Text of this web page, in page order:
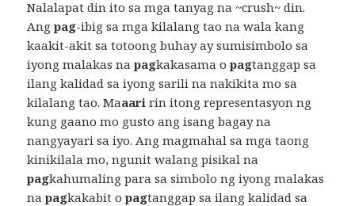
Nalalapat din ito sa mga tanyag na ~crush~ din.
Angpag-ibig sa mga kilalang tao na wala kang
kaakit-akit sa totoong buhay ay sumisimbolo sa
iyong malakas napagkakasama opagtanggap sa
ilang kalidad sa iyong sarili na nakikita mo sa
kilalang tao. Maaari rin itong representasyon ng
kung gaano mo gusto ang isang bagay na
nangyayari sa iyo. Ang magmahal sa mga taong
kinikilala mo, ngunit walang pisikal na
pagkahumaling para sa simbolo ng iyong malakas
napagkakabit opagtanggap sa ilang kalidad sa